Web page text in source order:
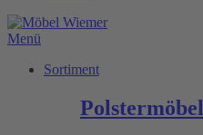
Menü
Sortiment
Polstermöbel